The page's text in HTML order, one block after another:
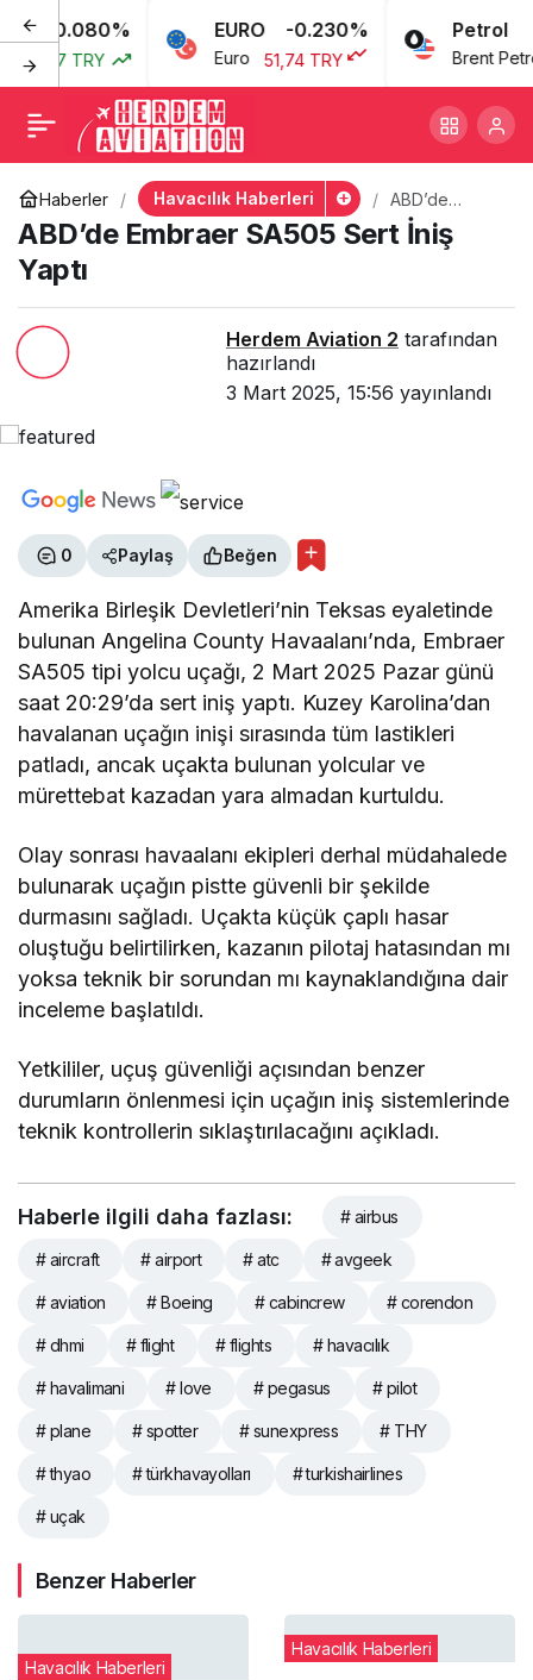
0.080%
TRY
EURO -0.230%
Euro 51,74 TRY
Petrol
Brent Petrol
Haberler Havacılık Haberleri
ABD’de
Embraer
SA505 Sert
ABD’de Embraer SA505 Sert İniş
Yaptı
Herdem Aviation 2 tarafından
hazırlandı
3 Mart 2025, 15:56 yayınlandı
0 Paylaş Beğen
Amerika Birleşik Devletleri’nin Teksas eyaletinde
bulunan Angelina County Havaalanı’nda, Embraer
SA505 tipi yolcu uçağı, 2 Mart 2025 Pazar günü
saat 20:29’da sert iniş yaptı. Kuzey Karolina’dan
havalanan uçağın inişi sırasında tüm lastikleri
patladı, ancak uçakta bulunan yolcular ve
mürettebat kazadan yara almadan kurtuldu.
Olay sonrası havaalanı ekipleri derhal müdahalede
bulunarak uçağın pistte güvenli bir şekilde
durmasını sağladı. Uçakta küçük çaplı hasar
oluştuğu belirtilirken, kazanın pilotaj hatasından mı
yoksa teknik bir sorundan mı kaynaklandığına dair
inceleme başlatıldı.
Yetkililer, uçuş güvenliği açısından benzer
durumların önlenmesi için uçağın iniş sistemlerinde
teknik kontrollerin sıklaştırılacağını açıkladı.
ABD’de Embraer SA505
Sert İniş Yaptı
+ - 0
Haberle ilgili daha fazlası: # airbus
# aircraft # airport # atc # avgeek
# aviation # Boeing # cabincrew # corendon
# dhmi # flight # flights # havacılık
# havalimani # love # pegasus # pilot
# plane # spotter # sunexpress # THY
# thyao # türkhavayolları # turkishairlines
# uçak
Benzer Haberler
Havacılık Haberleri
Havacılık Haberleri